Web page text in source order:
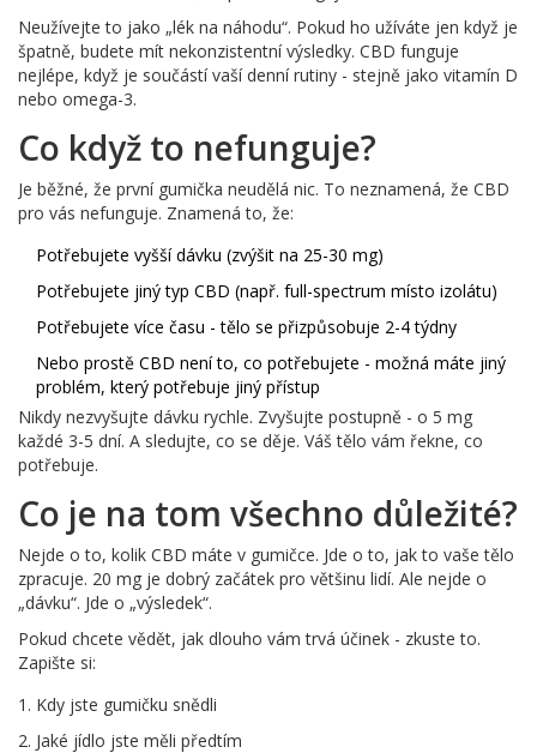
Neužívejte to jako „lék na náhodu“. Pokud ho užíváte jen když je
špatně, budete mít nekonzistentní výsledky. CBD funguje
nejlépe, když je součástí vaší denní rutiny - stejně jako vitamín D
nebo omega-3.
Co když to nefunguje?
Je běžné, že první gumička neudělá nic. To neznamená, že CBD
pro vás nefunguje. Znamená to, že:
Potřebujete vyšší dávku (zvýšit na 25-30 mg)
Potřebujete jiný typ CBD (např. full-spectrum místo izolátu)
Potřebujete více času - tělo se přizpůsobuje 2-4 týdny
Nebo prostě CBD není to, co potřebujete - možná máte jiný
problém, který potřebuje jiný přístup
Nikdy nezvyšujte dávku rychle. Zvyšujte postupně - o 5 mg
každé 3-5 dní. A sledujte, co se děje. Váš tělo vám řekne, co
potřebuje.
Co je na tom všechno důležité?
Nejde o to, kolik CBD máte v gumičce. Jde o to, jak to vaše tělo
zpracuje. 20 mg je dobrý začátek pro většinu lidí. Ale nejde o
„dávku“. Jde o „výsledek“.
Pokud chcete vědět, jak dlouho vám trvá účinek - zkuste to.
Zapište si:
Kdy jste gumičku snědli
Jaké jídlo jste měli předtím